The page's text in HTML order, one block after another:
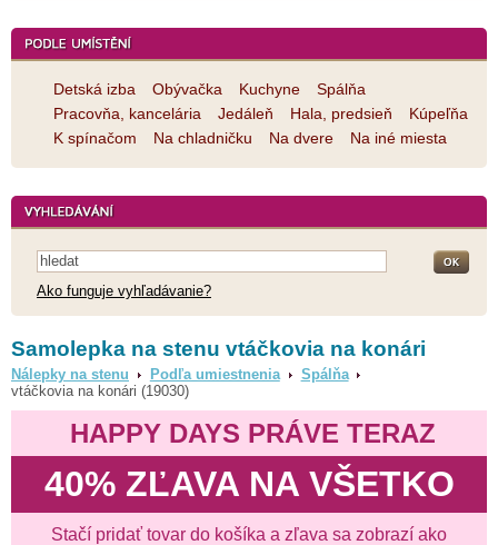
Detská izba Obývačka Kuchyne
Spálňa
Pracovňa, kancelária
Jedáleň Hala, predsieň
Kúpeľňa
K spínačom
Na chladničku Na dvere Na iné miesta
Ako funguje vyhľadávanie?
Samolepka na stenu vtáčkovia na konári
Nálepky na stenu Podľa umiestnenia
Spálňa
vtáčkovia na konári (19030)
HAPPY DAYS PRÁVE TERAZ
40% ZĽAVA NA VŠETKO
Stačí pridať tovar do košíka a zľava sa zobrazí ako